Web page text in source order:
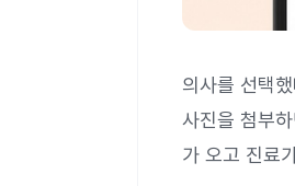
의사를 선택
사진을 첨부
가 오고 진료